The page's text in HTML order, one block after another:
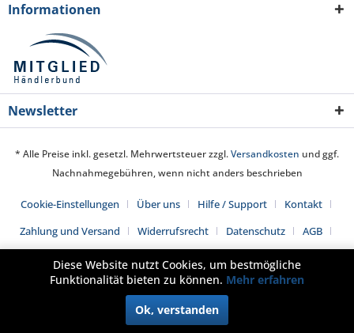
Informationen
Newsletter
* Alle Preise inkl. gesetzl. Mehrwertsteuer zzgl.Versandkosten und ggf.
Nachnahmegebühren, wenn nicht anders beschrieben
Cookie-Einstellungen Über uns Hilfe / Support
Kontakt
Zahlung und Versand
Widerrufsrecht Datenschutz
AGB
Impressum
Diese Website nutzt Cookies, um bestmögliche
Funktionalität bieten zu können. Mehr erfahren
Ok, verstanden